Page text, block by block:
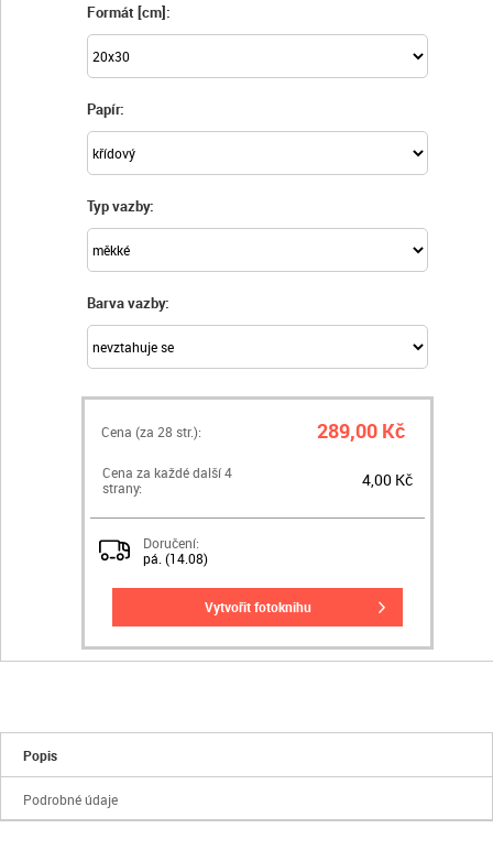
Formát [cm]:
Papír:
Typ vazby:
Barva vazby:
Cena (za 28 str.): 289,00 Kč
Cena za každé další 4
strany:
4,00 Kč
Doručení:
pá. (14.08)
vytvořit fotoknihu
Popis
Podrobné údaje